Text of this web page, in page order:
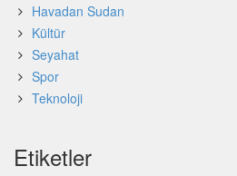
Havadan Sudan
Kültür
Seyahat
Spor
Teknoloji
Etiketler